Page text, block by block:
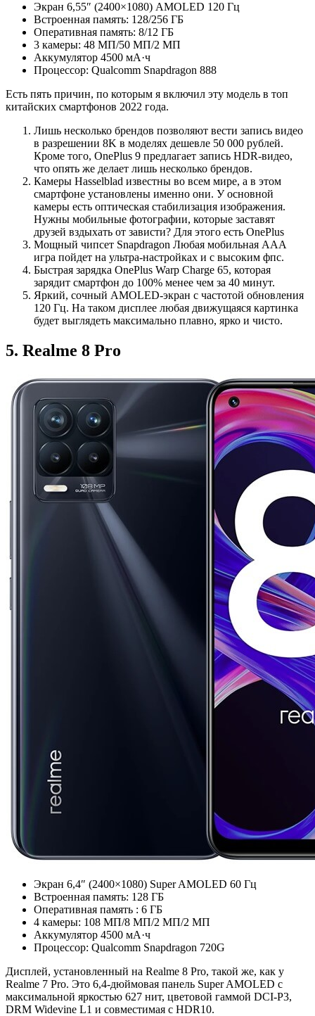
Экран 6,55″ (2400×1080) AMOLED 120 Гц
Встроенная память: 128/256 ГБ
Оперативная память: 8/12 ГБ
3 камеры: 48 МП/50 МП/2 МП
Аккумулятор 4500 мА·ч
Процессор: Qualcomm Snapdragon 888
Есть пять причин, по которым я включил эту модель в топ
китайских смартфонов 2022 года.
Лишь несколько брендов позволяют вести запись видео
в разрешении 8K в моделях дешевле 50 000 рублей.
Кроме того, OnePlus 9 предлагает запись HDR-видео,
что опять же делает лишь несколько брендов.
Камеры Hasselblad известны во всем мире, а в этом
смартфоне установлены именно они. У основной
камеры есть оптическая стабилизация изображения.
Нужны мобильные фотографии, которые заставят
друзей вздыхать от зависти? Для этого есть OnePlus
Мощный чипсет Snapdragon Любая мобильная ААА
игра пойдет на ультра-настройках и с высоким фпс.
Быстрая зарядка OnePlus Warp Charge 65, которая
зарядит смартфон до 100% менее чем за 40 минут.
Яркий, сочный AMOLED-экран с частотой обновления
120 Гц. На таком дисплее любая движущаяся картинка
будет выглядеть максимально плавно, ярко и чисто.
5. Realme 8 Pro
Экран 6,4″ (2400×1080) Super AMOLED 60 Гц
Встроенная память: 128 ГБ
Оперативная память : 6 ГБ
4 камеры: 108 МП/8 МП/2 МП/2 МП
Аккумулятор 4500 мА·ч
Процессор: Qualcomm Snapdragon 720G
Дисплей, установленный на Realme 8 Pro, такой же, как у
Realme 7 Pro. Это 6,4-дюймовая панель Super AMOLED с
максимальной яркостью 627 нит, цветовой гаммой DCI-P3,
DRM Widevine L1 и совместимая с HDR10.